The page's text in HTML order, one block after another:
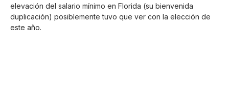
elevación del salario mínimo en Florida (su bienvenida
duplicación) posiblemente tuvo que ver con la elección de
este año.